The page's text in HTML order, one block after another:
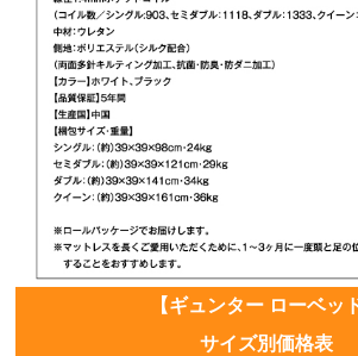
【ギュンター ローベッ
サイズ別価格表